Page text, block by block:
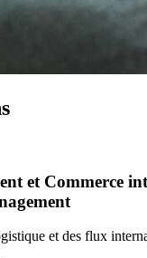
et Commerce
et des flux